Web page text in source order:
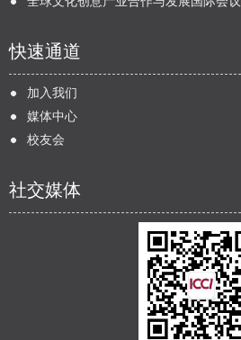
快速通道
加入我们
媒体中心
校友会
社交媒体